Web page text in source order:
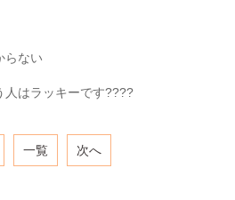
らない
人はラッキーです????
一覧 次へ